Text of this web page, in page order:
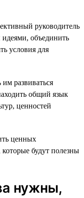
руководитель
объединить
условия для
развиваться
общий язык
ценностей
ценных
будут полезны
нужны,